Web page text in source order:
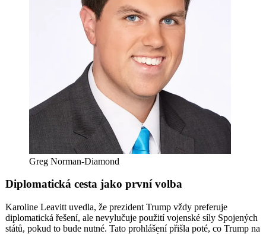
Greg Norman-Diamond
Diplomatická cesta jako první volba
Karoline Leavitt uvedla, že prezident Trump vždy preferuje
diplomatická řešení, ale nevylučuje použití vojenské síly Spojených
států, pokud to bude nutné. Tato prohlášení přišla poté, co Trump na